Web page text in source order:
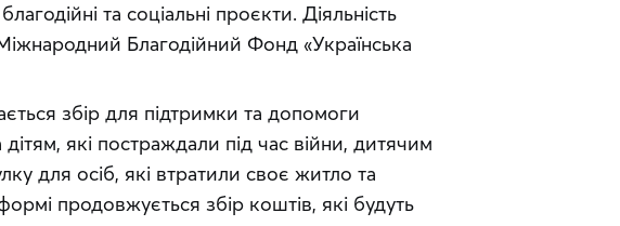
та соціальні проєкти. Діяльність
Благодійний Фонд «Українська
збір для підтримки та допомоги
які постраждали під час війни, дитячим
для осіб, які втратили своє житло та
продовжується збір коштів, які будуть